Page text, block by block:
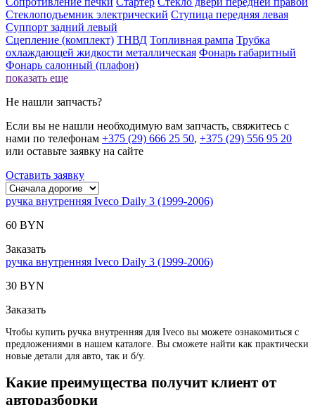
Стеклоподъемник электрический Ступица передняя левая
Суппорт задний левый
Сцепление (комплект) ТНВД Топливная рампа Трубка
охлаждающей жидкости металлическая Фонарь габаритный
Фонарь салонный (плафон)
показать еще
Не нашли запчасть?
Если вы не нашли необходимую вам запчасть, свяжитесь с
нами по телефонам +375 (29) 666 25 50, +375 (29) 556 95 20
или оставьте заявку на сайте
Оставить заявку
ручка внутренняя Iveco Daily 3 (1999-2006)
60 BYN
Заказать
ручка внутренняя Iveco Daily 3 (1999-2006)
30 BYN
Заказать
Чтобы купить ручка внутренняя для Iveco вы можете ознакомиться с
предложениями в нашем каталоге. Вы сможете найти как практически
новые детали для авто, так и б/у.
Какие преимущества получит клиент от
авторазборки